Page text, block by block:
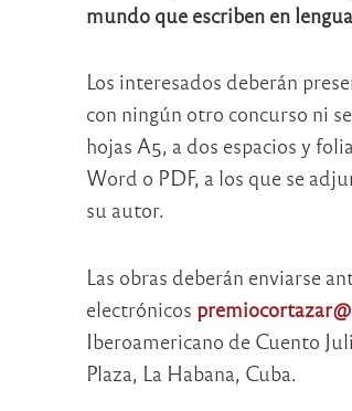
mundo que escriben en
Los interesados deberán
con ningún otro concurso ni
hojas A5, a dos espacios y
Word o PDF, a los que se
su autor.
Las obras deberán enviarse
electrónicos
Iberoamericano de Cuento
Plaza, La Habana, Cuba.